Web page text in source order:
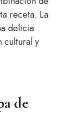
receta. La
delicia
cultural y
de